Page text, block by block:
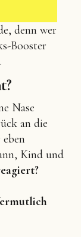
denn wer
Booster
Nase
an die
Kind und